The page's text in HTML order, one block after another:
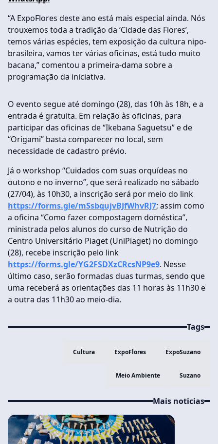
“A ExpoFlores deste ano está mais especial ainda. Nós
trouxemos toda a tradição da ‘Cidade das Flores’,
temos várias espécies, tem exposição da cultura nipo-
brasileira, vamos ter várias oficinas, está tudo muito
bacana,” comentou a primeira-dama sobre a
programação da iniciativa.
O evento segue até domingo (28), das 10h às 18h, e a
entrada é gratuita. Em relação às oficinas, para
participar das oficinas de “Ikebana Saguetsu” e de
“Origami” basta comparecer no local, sem
necessidade de cadastro prévio.
Já o workshop “Cuidados com suas orquídeas no
outono e no inverno”, que será realizado no sábado
(27/04), às 10h30, a inscrição será por meio do link
https://forms.gle/mSsbqujvBJfWhvRJ7; assim como
a oficina “Como fazer compostagem doméstica”,
ministrada pelos alunos do curso de Nutrição do
Centro Universitário Piaget (UniPiaget) no domingo
(28), recebe inscrição pelo link
https://forms.gle/YG2FSDXzCRcsNP9e9. Nesse
último caso, serão formadas duas turmas, sendo que
uma receberá as orientações das 11 horas às 11h30 e
a outra das 11h30 ao meio-dia.
Tags
Cultura ExpoFlores ExpoSuzano
Meio Ambiente Suzano
Mais noticias